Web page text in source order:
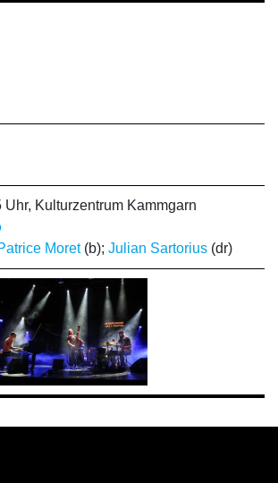
Uhr, Kulturzentrum Kammgarn
Moret(b); Julian Sartorius (dr)